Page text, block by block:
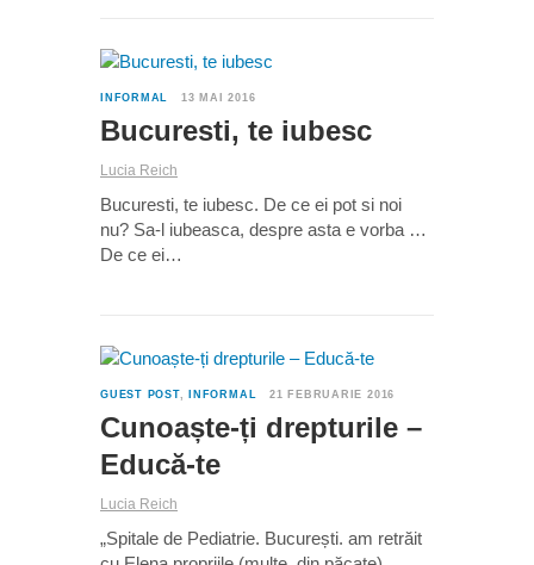
INFORMAL 13 MAI 2016
Bucuresti, te iubesc
Lucia Reich
Bucuresti, te iubesc. De ce ei pot si noi
nu? Sa-l iubeasca, despre asta e vorba …
De ce ei…
GUEST POST, INFORMAL 21 FEBRUARIE 2016
Cunoaște-ți drepturile –
Educă-te
Lucia Reich
„Spitale de Pediatrie. București. am retrăit